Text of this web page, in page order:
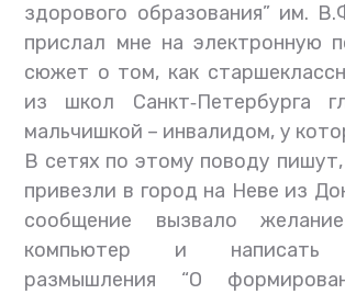
здорового образования” им.
прислал мне на электронную
сюжет о том, как
из школ Санкт‑Петербурга
мальчишкой – инвалидом, у
В сетях по этому поводу
привезли в город на Неве из
сообщение вызвало
компьютер и написать
размышления “О